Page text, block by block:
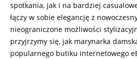
spotkania, jak i na bardziej
łączy w sobie elegancję z
nieograniczone możliwości
przyjrzymy się, jak marynarka
popularnego butiku internetowego